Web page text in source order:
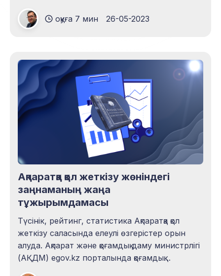
өзгерістер мен толықтырулар енгізуге, сондай-
ақ оны барлық мүдделі тараптарға одан әрі
істерді жүргізуге қатысу құқығы сөз бостандығы
құқығы
оқуға 7 мин 26-05-2023
Ақпаратқа қол жеткізу жөніндегі
заңнаманың жаңа
тұжырымдамасы
Түсінік, рейтинг, статистика Ақпаратқа қол
жеткізу саласында елеулі өзгерістер орын
алуда. Ақпарат және қоғамдық даму министрлігі
(АҚДМ) egov.kz порталында қоғамдық